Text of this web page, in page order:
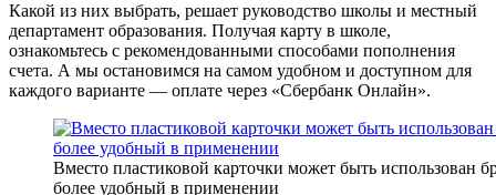
Какой из них выбрать, решает руководство школы и местный
департамент образования. Получая карту в школе,
ознакомьтесь с рекомендованными способами пополнения
счета. А мы остановимся на самом удобном и доступном для
каждого варианте — оплате через «Сбербанк Онлайн».
Вместо пластиковой карточки может быть использован
более удобный в применении